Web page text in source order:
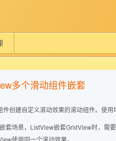
多个滑动组件嵌套
创建自定义滚动效果的滚动组件。使用
套场景，ListView嵌套GridView时，需
使用同一个滚动效果。